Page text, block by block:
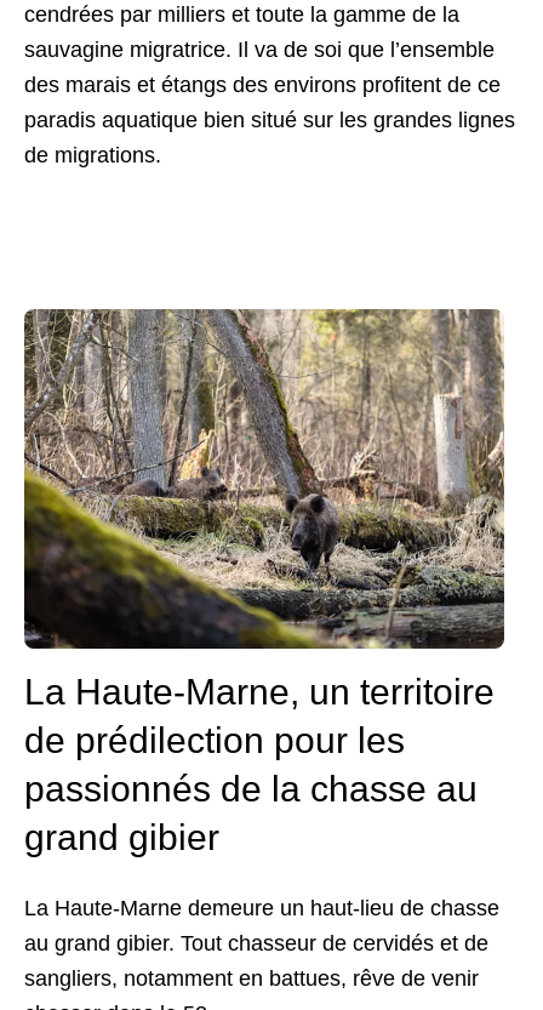
cendrées par milliers et toute la gamme de la
sauvagine migratrice. Il va de soi que l’ensemble
des marais et étangs des environs profitent de ce
paradis aquatique bien situé sur les grandes lignes
de migrations.
La Haute-Marne, un territoire
de prédilection pour les
passionnés de la chasse au
grand gibier
La Haute-Marne demeure un haut-lieu de chasse
au grand gibier. Tout chasseur de cervidés et de
sangliers, notamment en battues, rêve de venir